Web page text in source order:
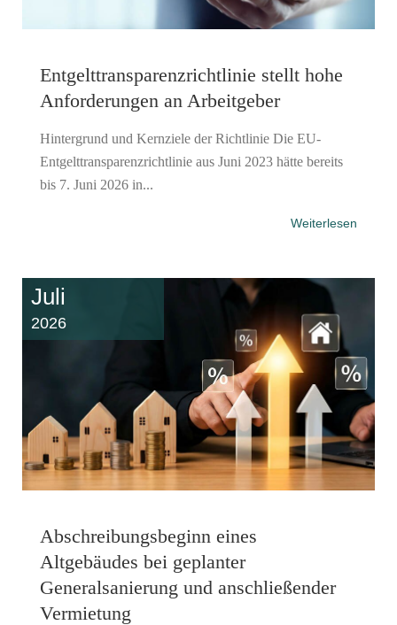
Entgelttransparenz​­richtlinie stellt hohe
Anforderungen an Arbeitgeber
Hintergrund und Kernziele der Richtlinie Die EU-
Entgelttransparenzrichtlinie aus Juni 2023 hätte bereits
bis 7. Juni 2026 in...
Weiterlesen
Juli
2026
Abschreibungsbeginn eines
Altgebäudes bei geplanter
Generalsanierung und anschließender
Vermietung